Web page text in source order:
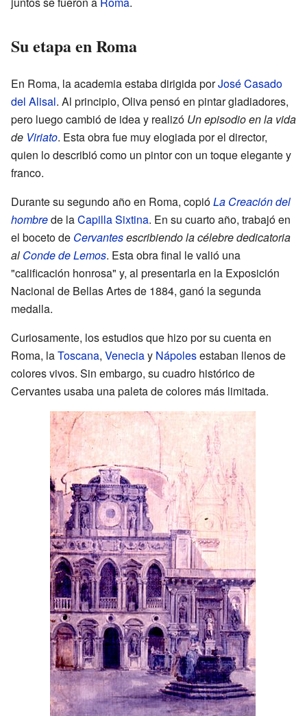
Su etapa en Roma
En Roma, la academia estaba dirigida porJosé Casado
del Alisal. Al principio, Oliva pensó en pintar gladiadores,
pero luego cambió de idea y realizó Un episodio en la vida
de Viriato. Esta obra fue muy elogiada por el director,
quien lo describió como un pintor con un toque elegante y
franco.
Durante su segundo año en Roma, copióLa Creación del
hombrede laCapilla Sixtina. En su cuarto año, trabajó en
el boceto de Cervantesescribiendo la célebre dedicatoria
al Conde de Lemos. Esta obra final le valió una
"calificación honrosa" y, al presentarla en la Exposición
Nacional de Bellas Artes de 1884, ganó la segunda
medalla.
Curiosamente, los estudios que hizo por su cuenta en
Roma, laToscana, Veneciay Nápolesestaban llenos de
colores vivos. Sin embargo, su cuadro histórico de
Cervantes usaba una paleta de colores más limitada.